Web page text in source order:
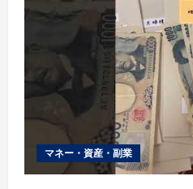
マネー・資産・副業